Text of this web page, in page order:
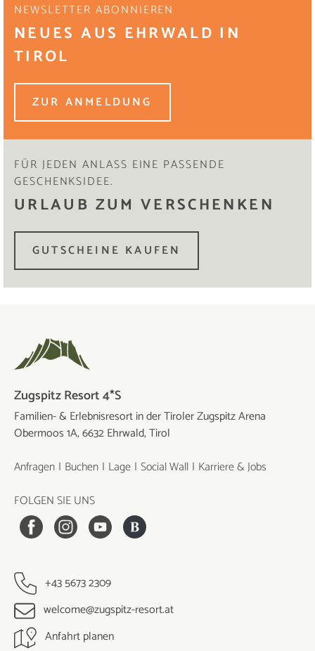
NEWSLETTER ABONNIEREN
NEUES AUS EHRWALD IN
TIROL
ZUR ANMELDUNG
FÜR JEDEN ANLASS EINE PASSENDE
GESCHENKSIDEE.
URLAUB ZUM VERSCHENKEN
GUTSCHEINE KAUFEN
Zugspitz Resort 4*S
Familien- & Erlebnisresort in der Tiroler Zugspitz Arena
Obermoos 1A, 6632 Ehrwald, Tirol
Anfragen Buchen Lage Social Wall Karriere & Jobs
FOLGEN SIE UNS
+43 5673 2309
welcome@zugspitz-resort.at
Anfahrt planen